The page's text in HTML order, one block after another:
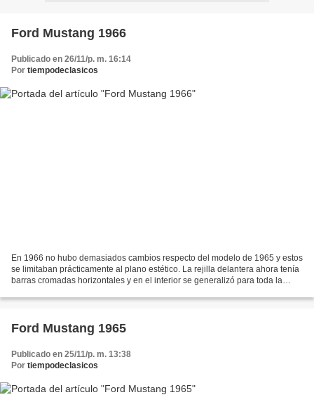
Ford Mustang 1966
Publicado en 26/11/p. m. 16:14
Por tiempodeclasicos
En 1966 no hubo demasiados cambios respecto del modelo de 1965 y estos
se limitaban prácticamente al plano estético. La rejilla delantera ahora tenía
barras cromadas horizontales y en el interior se generalizó para toda la
Ford Mustang 1965
Publicado en 25/11/p. m. 13:38
Por tiempodeclasicos